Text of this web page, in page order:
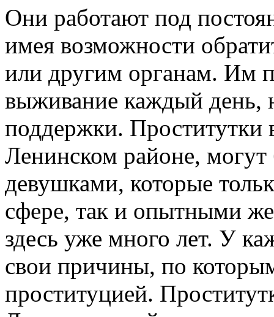
Они работают под
имея возможности
или другим органам. Им
выживание каждый день,
поддержки. Проститутки
Ленинском районе,
девушками, которые
сфере, так и опытными
здесь уже много лет. У
свои причины, по
проституцией.